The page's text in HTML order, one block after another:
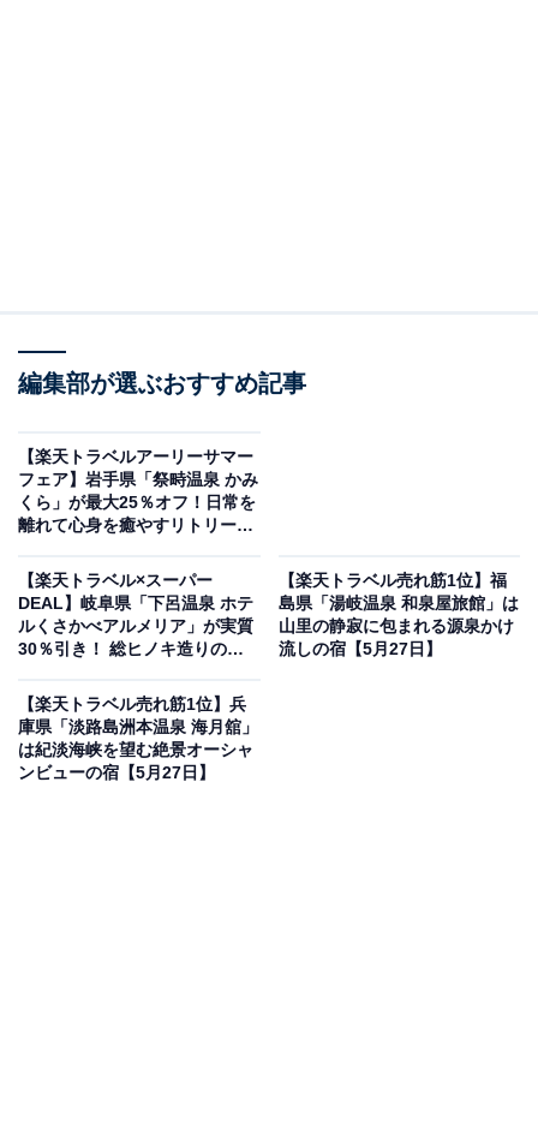
美肌と薬草の極楽湯 芦野温泉（画像出典：楽天トラベル）
「那須・板室・黒磯の100～51室のホテル・旅館」で1位
を獲得しているのは、「美肌と薬草の極楽湯 芦野温泉」
です。
編集部が選ぶおすすめ記事
【楽天トラベルアーリーサマー
フェア】岩手県「祭畤温泉 かみ
くら」が最大25％オフ！日常を
離れて心身を癒やすリトリート
【楽天トラベル×スーパー
DEAL】岐阜県「下呂温泉 ホテ
ルくさかべアルメリア」が実質
30％引き！ 総ヒノキ造りの大
27日】
【楽天トラベル売れ筋1位】福
島県「湯岐温泉 和泉屋旅館」は
山里の静寂に包まれる源泉かけ
流しの宿【5月27日】
【楽天トラベル売れ筋1位】兵
庫県「淡路島洲本温泉 海月舘」
は紀淡海峡を望む絶景オーシャ
ンビューの宿【5月27日】